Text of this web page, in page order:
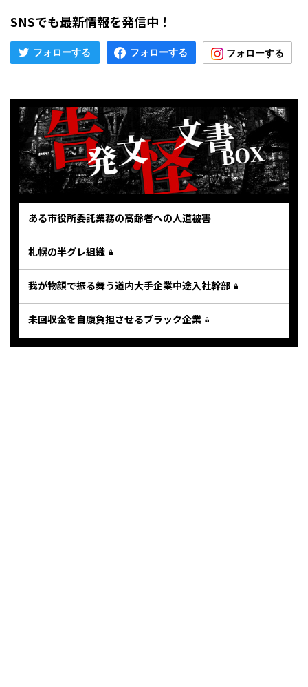
SNSでも最新情報を発信中！
ある市役所委託業務の高齢者への人道被害
札幌の半グレ組織
我が物顔で振る舞う道内大手企業中途入社幹部
未回収金を自腹負担させるブラック企業